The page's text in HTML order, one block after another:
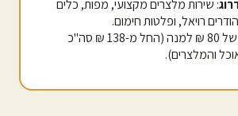
: שירות מלצרים מקצועי, מפות, כלים
רויאל, ופלטות חימום.
: תוספת של 80 ₪ למנה (החל מ-138 ₪ סה"כ
והמלצרים).